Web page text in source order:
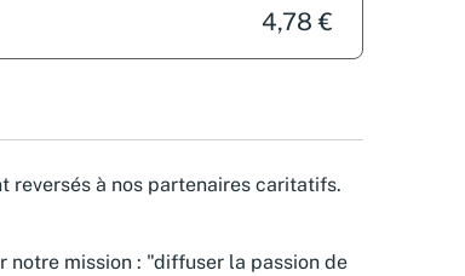
4,78 €
reversés à nos partenaires caritatifs.
notre mission : "diffuser la passion de